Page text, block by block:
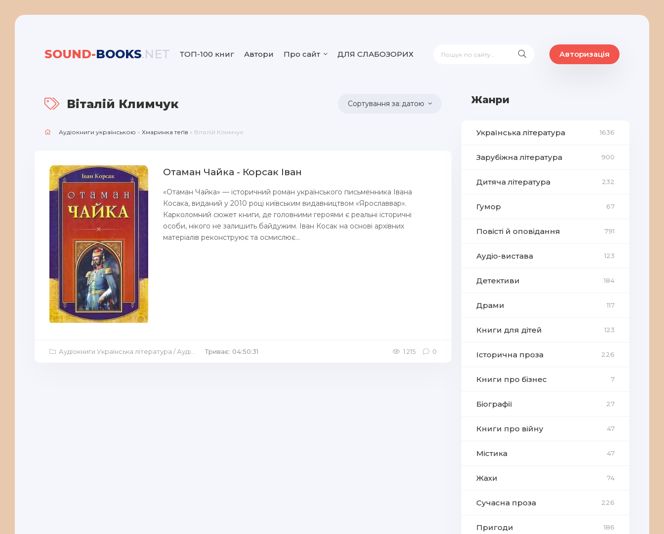
SOUND-BOOKS.NET ТОП-100 книг Автори Про сайт ДЛЯ СЛАБОЗОРИХ Авторизація
Віталій Климчук датою
Аудіокниги українською » Хмаринка теґів » Віталій Климчук
Отаман Чайка - Корсак Іван
«Отаман Чайка» — історичний роман українського письменника Івана
Косака, виданий у 2010 році київським видавництвом «Ярославвар».
Карколомний сюжет книги, де головними героями є реальні історичні
особи, нікого не залишить байдужим. Іван Косак на основі архівних
матеріалів реконструює та осмислює...
Аудіокниги Українська література /Аудіокниги Історична проза Триває: 04:50:31 1 215 0
Жанри
Українська література 1636
Зарубіжна література 900
Дитяча література 232
Гумор 67
Повісті й оповідання 791
Аудіо-вистава 123
Детективи 184
Драми 117
Книги для дітей 123
Історична проза 226
Книги про бізнес 7
Біографії 27
Книги про війну 47
Містика 47
Жахи 74
Сучасна проза 226
Пригоди 186